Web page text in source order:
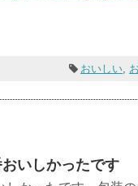
おいしい,
いしかったです